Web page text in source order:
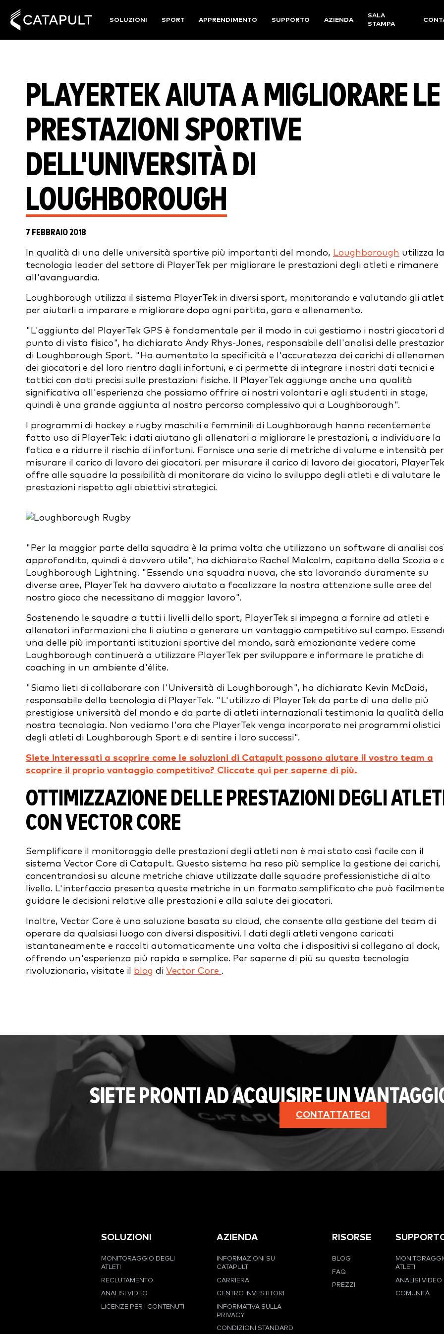
SOLUZIONI SPORT APPRENDIMENTO SUPPORTO AZIENDA
SALA
STAMPA
PLAYERTEK AIUTA A MIGLIORARE LE
PRESTAZIONI SPORTIVE
DELL'UNIVERSITÀ DI
LOUGHBOROUGH
7 FEBBRAIO 2018
In qualità di una delle università sportive più importanti del mondo, Loughborough utilizza la
tecnologia leader del settore di PlayerTek per migliorare le prestazioni degli atleti e rimanere
all'avanguardia.
Loughborough utilizza il sistema PlayerTek in diversi sport, monitorando e valutando gli
per aiutarli a imparare e migliorare dopo ogni partita, gara e allenamento.
"L'aggiunta del PlayerTek GPS è fondamentale per il modo in cui gestiamo i nostri giocatori
punto di vista fisico", ha dichiarato Andy Rhys-Jones, responsabile dell'analisi delle
di Loughborough Sport. "Ha aumentato la specificità e l'accuratezza dei carichi di
dei giocatori e del loro rientro dagli infortuni, e ci permette di integrare i nostri dati tecnici e
tattici con dati precisi sulle prestazioni fisiche. Il PlayerTek aggiunge anche una qualità
significativa all'esperienza che possiamo offrire ai nostri volontari e agli studenti in stage,
quindi è una grande aggiunta al nostro percorso complessivo qui a Loughborough".
I programmi di hockey e rugby maschili e femminili di Loughborough hanno recentemente
fatto uso di PlayerTek: i dati aiutano gli allenatori a migliorare le prestazioni, a individuare la
fatica e a ridurre il rischio di infortuni. Fornisce una serie di metriche di volume e intensità per
misurare il carico di lavoro dei giocatori. per misurare il carico di lavoro dei giocatori, PlayerTek
offre alle squadre la possibilità di monitorare da vicino lo sviluppo degli atleti e di valutare le
prestazioni rispetto agli obiettivi strategici.
"Per la maggior parte della squadra è la prima volta che utilizzano un software di analisi
approfondito, quindi è davvero utile", ha dichiarato Rachel Malcolm, capitano della Scozia e
Loughborough Lightning. "Essendo una squadra nuova, che sta lavorando duramente su
diverse aree, PlayerTek ha davvero aiutato a focalizzare la nostra attenzione sulle aree del
nostro gioco che necessitano di maggior lavoro".
Sostenendo le squadre a tutti i livelli dello sport, PlayerTek si impegna a fornire ad atleti e
allenatori informazioni che li aiutino a generare un vantaggio competitivo sul campo.
una delle più importanti istituzioni sportive del mondo, sarà emozionante vedere come
Loughborough continuerà a utilizzare PlayerTek per sviluppare e informare le pratiche di
coaching in un ambiente d'élite.
"Siamo lieti di collaborare con l'Università di Loughborough", ha dichiarato Kevin McDaid,
responsabile della tecnologia di PlayerTek. "L'utilizzo di PlayerTek da parte di una delle più
prestigiose università del mondo e da parte di atleti internazionali testimonia la qualità della
nostra tecnologia. Non vediamo l'ora che PlayerTek venga incorporato nei programmi olistici
degli atleti di Loughborough Sport e di sentire i loro successi".
Siete interessati a scoprire come le soluzioni di Catapult possono aiutare il vostro team a
scoprire il proprio vantaggio competitivo? Cliccate qui per saperne di più.
OTTIMIZZAZIONE DELLE PRESTAZIONI DEGLI
CON VECTOR CORE
Semplificare il monitoraggio delle prestazioni degli atleti non è mai stato così facile con il
sistema Vector Core di Catapult. Questo sistema ha reso più semplice la gestione dei carichi,
concentrandosi su alcune metriche chiave utilizzate dalle squadre professionistiche di alto
livello. L'interfaccia presenta queste metriche in un formato semplificato che può facilmente
guidare le decisioni relative alle prestazioni e alla salute dei giocatori.
Inoltre, Vector Core è una soluzione basata su cloud, che consente alla gestione del team di
operare da qualsiasi luogo con diversi dispositivi. I dati degli atleti vengono caricati
istantaneamente e raccolti automaticamente una volta che i dispositivi si collegano al dock,
offrendo un'esperienza più rapida e semplice. Per saperne di più su questa tecnologia
rivoluzionaria, visitate il
blog di Vector Core .
SIETE PRONTI AD ACQUISIRE UN
CONTATTATECI
SOLUZIONI
MONITORAGGIO DEGLI
ATLETI
RECLUTAMENTO
ANALISI VIDEO
LICENZE PER I CONTENUTI
AZIENDA
INFORMAZIONI SU
CATAPULT
CARRIERA
CENTRO INVESTITORI
INFORMATIVA SULLA
PRIVACY
CONDIZIONI STANDARD
RISORSE
BLOG
FAQ
PREZZI
ATLETI
ANALISI VIDEO
COMUNITÀ